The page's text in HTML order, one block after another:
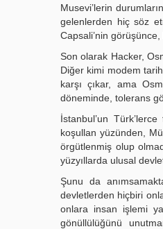
Musevi’lerin
gelenlerden hiç söz
Capsali’nin görüşünce,
Son olarak Hacker,
Diğer kimi modem
karşı çıkar, ama
döneminde, tolerans
İstanbul’un
koşullan yüzünden,
örgütlenmiş olup
yüzyıllarda ulusal
Şunu da
devletlerden hiçbiri
onlara insan işlemi
gönüllülüğünü